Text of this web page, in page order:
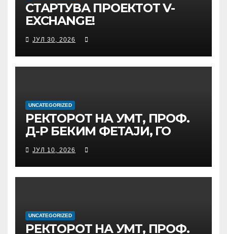
СТАРТУВА ПРОЕКТОТ V-
EXCHANGE!
УНИВЕРЗИТЕТОТ „МАЈКА
ТЕРЕЗА“ ВО СКОПЈЕ ЈА
ПРЕДВОДИ
МЕЃУНАРОДНАТА
ДИГИТАЛНО
ОБРАЗОВАНИЕ И
ГЛОБАЛНО ГРАЃАНСТВО
ЈУЛ 30, 2026
UNCATEGORIZED
РЕКТОРОТ НА УМТ, ПРОФ.
Д-Р БЕКИМ ФЕТАЈИ, ГО
ПРЕЧЕКА НА ОФИЦИЈАЛНА
СРЕДБА ГЕНЕРАЛНИОТ
ДИРЕКТОР НА АД МЕПСО,
Д-Р БУРИМ ЛАТИФИ
ЈУЛ 10, 2026
UNCATEGORIZED
РЕКТОРОТ НА УМТ, ПРОФ.